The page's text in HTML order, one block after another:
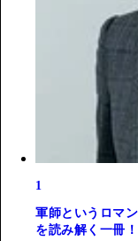
1
軍師というロマ
を読み解く一冊